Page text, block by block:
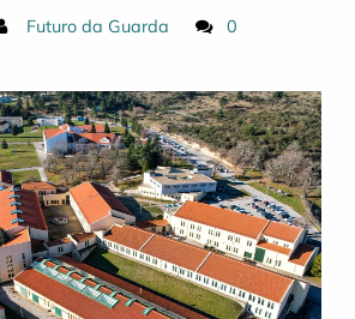
Futuro da Guarda 0